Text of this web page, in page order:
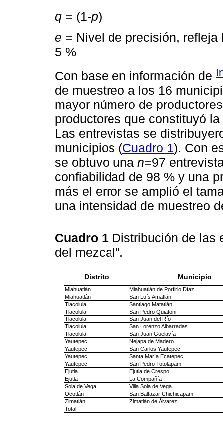
q = (1-p)
e = Nivel de precisión,
5 %
Con base en información de
de muestreo a los 16
mayor número de
productores que constituyó
Las entrevistas se
municipios (Cuadro 1). Con
se obtuvo una n=97
confiabilidad de 98 % y una
más el error se amplió el
una intensidad de muestreo
Cuadro 1 Distribución de las
del mezcal”.
Distrito Municipio
Miahuatlán
Miahuatlán de Porfirio Díaz
Miahuatlán
San Luís Amatlán
Tlacolula
Santiago Matatlán
Tlacolula
San Pedro Quiatoni
Tlacolula
San Juan del Río
Tlacolula
San Lorenzo Albarradas
Tlacolula
San Juan Guelavía
Yautepec
Nejapa de Madero
Yautepec
San Carlos Yautepec
Yautepec
Santa María Ecatepec
Yautepec
San Pedro Totolapam
Ejutla
Ejutla de Crespo
Ejutla
La Compañía
Sola de Vega
Villa Sola de Vega
Ocotlán
San Baltazar Chichicapam
Zimatlán
Zimatlán de Álvarez
Total